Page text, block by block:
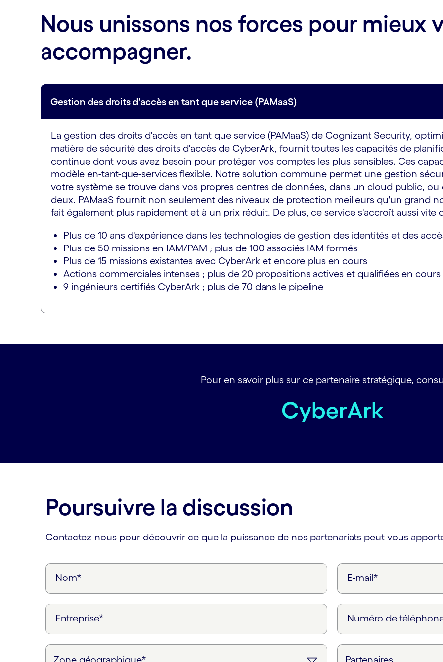
Nous unissons nos forces pour mieux
accompagner.
Gestion des droits d'accès en tant que service (PAMaaS)
La gestion des droits d'accès en tant que service (PAMaaS) de Cognizant Security,
matière de sécurité des droits d'accès de CyberArk, fournit toutes les capacités de
continue dont vous avez besoin pour protéger vos comptes les plus sensibles. Ces
modèle en-tant-que-services flexible. Notre solution commune permet une gestion
votre système se trouve dans vos propres centres de données, dans un cloud public,
deux. PAMaaS fournit non seulement des niveaux de protection meilleurs qu'un grand
fait également plus rapidement et à un prix réduit. De plus, ce service s'accroît aussi vite
Plus de 10 ans d'expérience dans les technologies de gestion des identités et des
Plus de 50 missions en IAM/PAM ; plus de 100 associés IAM formés
Plus de 15 missions existantes avec CyberArk et encore plus en cours
Actions commerciales intenses ; plus de 20 propositions actives et qualifiées en cours
9 ingénieurs certifiés CyberArk ; plus de 70 dans le pipeline
Pour en savoir plus sur ce partenaire stratégique,
CyberArk
Poursuivre la discussion
Contactez-nous pour découvrir ce que la puissance de nos partenariats peut vous
Nom* E-mail*
Entreprise* Numéro de